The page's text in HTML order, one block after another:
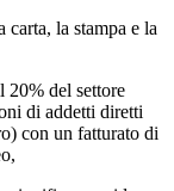
carta, la stampa e la
20% del settore
di addetti diretti
con un fatturato di